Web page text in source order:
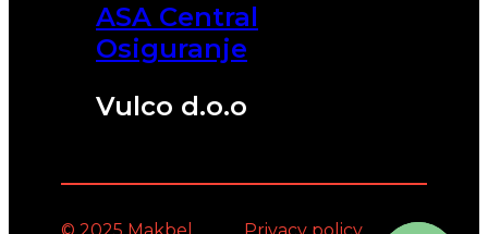
ASA Central
Osiguranje
Vulco d.o.o